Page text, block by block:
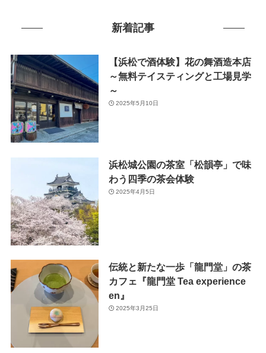
新着記事
【浜松で酒体験】花の舞酒造本店
～無料テイスティングと工場見学
～
2025年5月10日
浜松城公園の茶室「松韻亭」で味
わう四季の茶会体験
2025年4月5日
伝統と新たな一歩「龍門堂」の茶
カフェ『龍門堂 Tea experience
en』
2025年3月25日